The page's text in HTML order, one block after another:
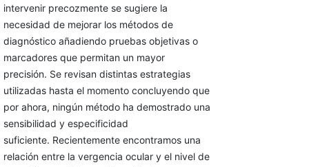
intervenir precozmente se sugiere la
necesidad de mejorar los métodos de
diagnóstico añadiendo pruebas objetivas o
marcadores que permitan un mayor
precisión. Se revisan distintas estrategias
utilizadas hasta el momento concluyendo que
por ahora, ningún método ha demostrado una
sensibilidad y especificidad
suficiente. Recientemente encontramos una
relación entre la vergencia ocular y el nivel de